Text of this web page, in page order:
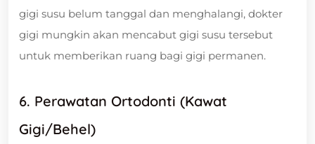
gigi susu belum tanggal dan menghalangi, dokter
gigi mungkin akan mencabut gigi susu tersebut
untuk memberikan ruang bagi gigi permanen.
6. Perawatan Ortodonti (Kawat
Gigi/Behel)